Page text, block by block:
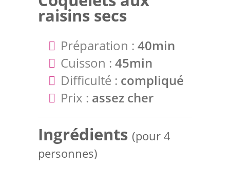
raisins secs
Préparation : 40min
Cuisson : 45min
Difficulté : compliqué
Prix : assez cher
Ingrédients (pour 4
personnes)